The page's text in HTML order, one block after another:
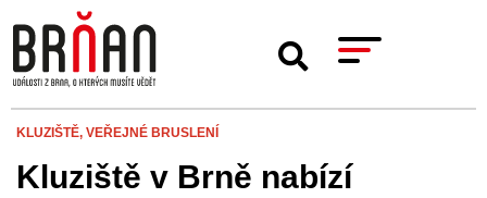
KLUZIŠTĚ, VEŘEJNÉ BRUSLENÍ
Kluziště v Brně nabízí